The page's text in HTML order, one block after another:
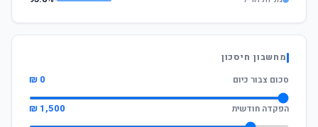
מחשבון חיסכון
סכום צבור כיום
0 ₪
הפקדה חודשית 1,500 ₪